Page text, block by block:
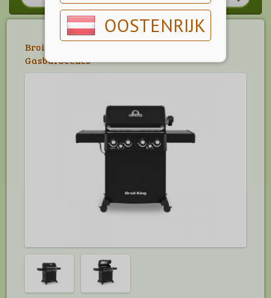
OOSTENRIJK
Broil King
Gasbarbecues